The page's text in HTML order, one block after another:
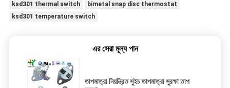
ksd301 thermal switch
bimetal snap disc thermostat
ksd301 temperature switch
এর সেরা মূল্য পান
তাপমাত্রা নিয়ন্ত্রিত সুইচ তাপমাত্রা সুরক্ষা তাপ